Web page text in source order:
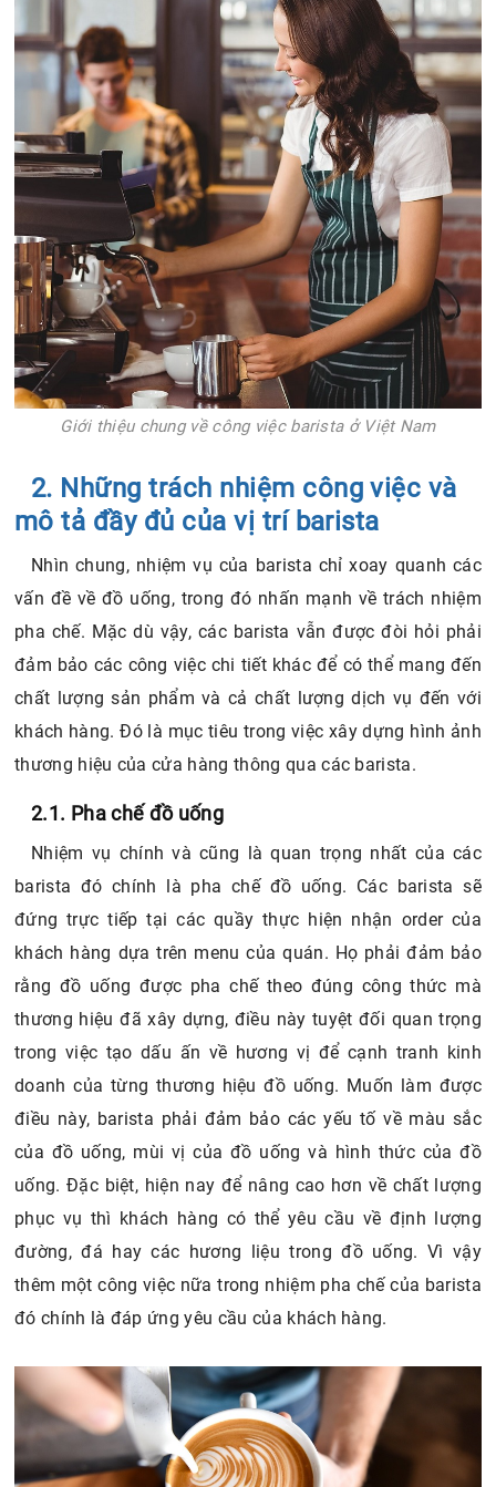
Giới thiệu chung về công việc barista ở Việt Nam
2. Những trách nhiệm công việc và
mô tả đầy đủ của vị trí barista
Nhìn chung, nhiệm vụ của barista chỉ xoay quanh các
vấn đề về đồ uống, trong đó nhấn mạnh về trách nhiệm
pha chế. Mặc dù vậy, các barista vẫn được đòi hỏi phải
đảm bảo các công việc chi tiết khác để có thể mang đến
chất lượng sản phẩm và cả chất lượng dịch vụ đến với
khách hàng. Đó là mục tiêu trong việc xây dựng hình ảnh
thương hiệu của cửa hàng thông qua các barista.
2.1. Pha chế đồ uống
Nhiệm vụ chính và cũng là quan trọng nhất của các
barista đó chính là pha chế đồ uống. Các barista sẽ
đứng trực tiếp tại các quầy thực hiện nhận order của
khách hàng dựa trên menu của quán. Họ phải đảm bảo
rằng đồ uống được pha chế theo đúng công thức mà
thương hiệu đã xây dựng, điều này tuyệt đối quan trọng
trong việc tạo dấu ấn về hương vị để cạnh tranh kinh
doanh của từng thương hiệu đồ uống. Muốn làm được
điều này, barista phải đảm bảo các yếu tố về màu sắc
của đồ uống, mùi vị của đồ uống và hình thức của đồ
uống. Đặc biệt, hiện nay để nâng cao hơn về chất lượng
phục vụ thì khách hàng có thể yêu cầu về định lượng
đường, đá hay các hương liệu trong đồ uống. Vì vậy
thêm một công việc nữa trong nhiệm pha chế của barista
đó chính là đáp ứng yêu cầu của khách hàng.